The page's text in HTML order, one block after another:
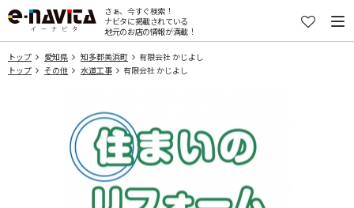
さぁ、今すぐ検索！
ナビタに掲載されている
地元のお店の情報が満載！
トップ 愛知県 知多郡美浜町
有限会社 かじよし
トップ
その他 水道工事 有限会社 かじよし